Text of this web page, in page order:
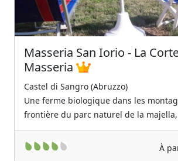
Masseria San Iorio - La
Masseria
Castel di Sangro (Abruzzo)
Une ferme biologique dans les
frontière du parc naturel de la
À